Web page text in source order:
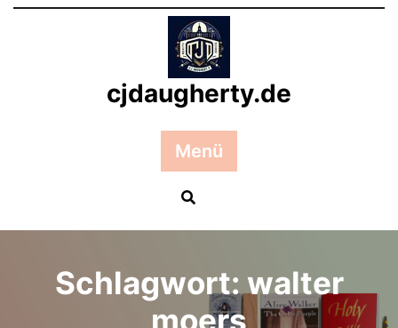
Zum
cjdaugherty.de
Menü
Schlagwort: walter
moers